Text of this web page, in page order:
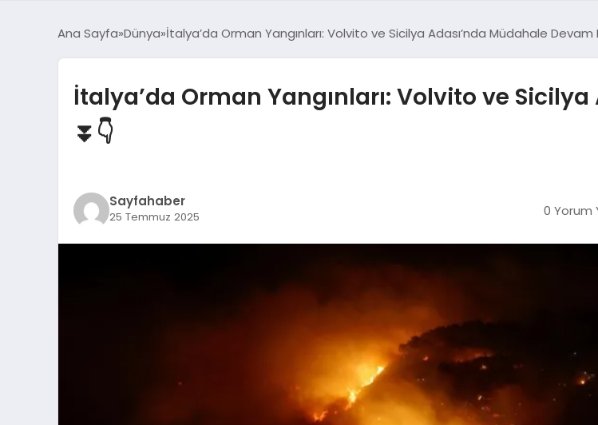
Ana Sayfa Dünya İtalya’da Orman Yangınları: Volvito ve Sicilya Adası’nda Müdahale Devam
İtalya’da Orman Yangınları: Volvito ve
⏬👇
Sayfahaber
25 Temmuz 2025 0 Yorum